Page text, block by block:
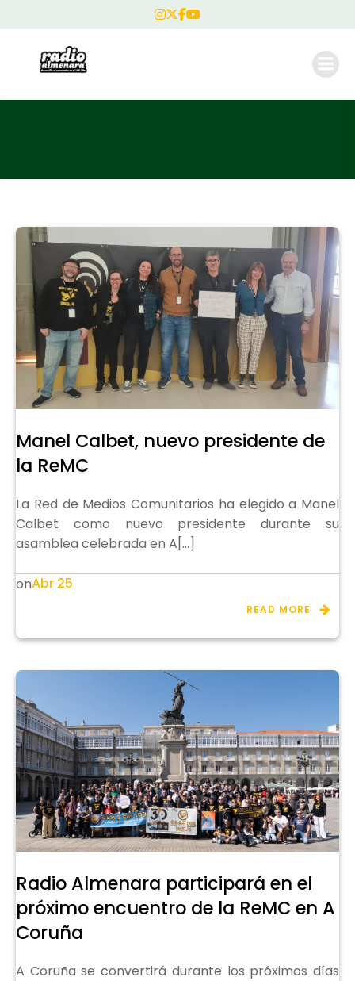
Manel Calbet, nuevo presidente de
la ReMC
La Red de Medios Comunitarios ha elegido a Manel
Calbet como nuevo presidente durante su
asamblea celebrada en A[…]
onAbr 25
READ MORE
Radio Almenara participará en el
próximo encuentro de la ReMC en A
Coruña
A Coruña se convertirá durante los próximos días